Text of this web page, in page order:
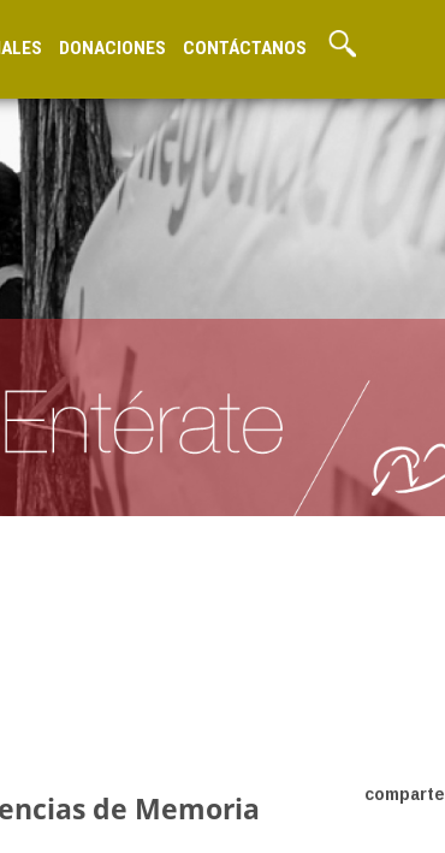
DONACIONES CONTÁCTANOS
comparte
de Memoria